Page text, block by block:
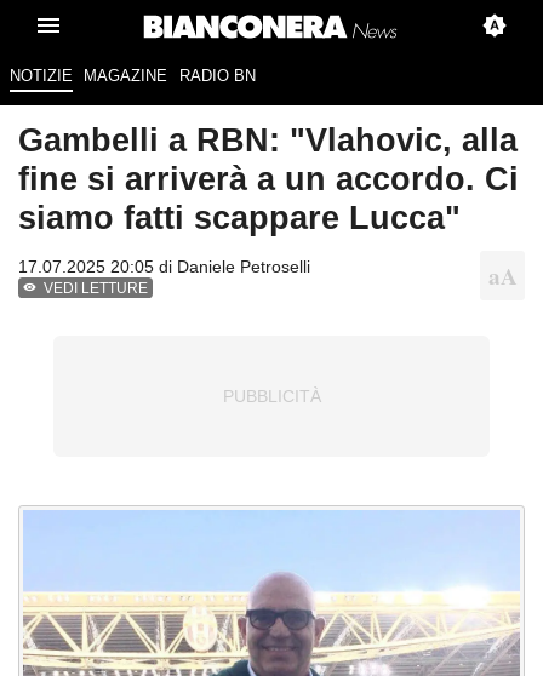
NOTIZIE MAGAZINE RADIO BN
Gambelli a RBN: "Vlahovic, alla
fine si arriverà a un accordo. Ci
siamo fatti scappare Lucca"
17.07.2025 20:05 di Daniele Petroselli
VEDI LETTURE